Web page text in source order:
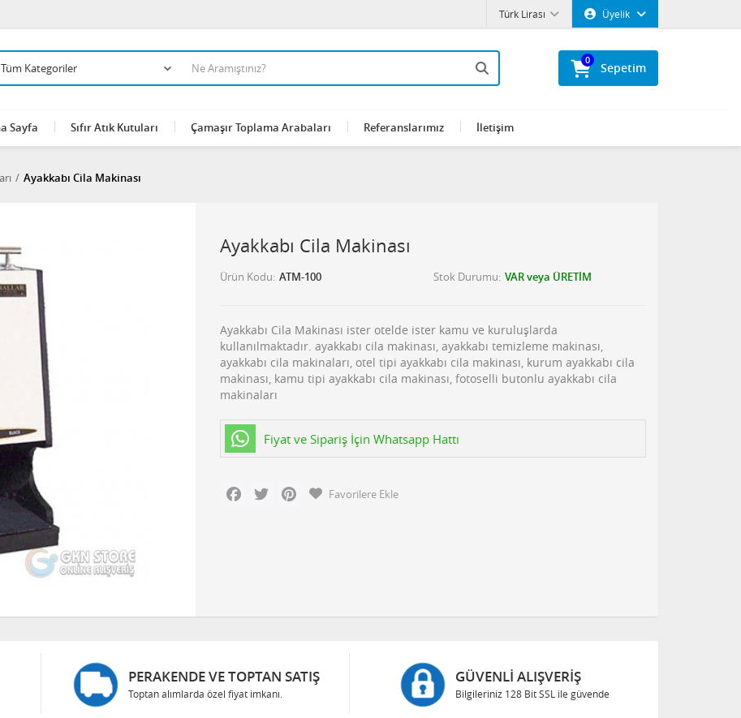
Üyelik
Türk Lirası
Sepetim
0
Sayfa Sıfır Atık Kutuları Çamaşır Toplama Arabaları Referanslarımız İletişim
Ayakkabı Cila Makinası
Ayakkabı Cila Makinası
Ürün Kodu ATM-100 Stok Durumu VAR veya ÜRETİM
Ayakkabı Cila Makinası ister otelde ister kamu ve kuruluşlarda
kullanılmaktadır. ayakkabı cila makinası, ayakkabı temizleme makinası,
ayakkabı cila makinaları, otel tipi ayakkabı cila makinası, kurum ayakkabı cila
makinası, kamu tipi ayakkabı cila makinası, fotoselli butonlu ayakkabı cila
makinaları
Fiyat ve Sipariş İçin Whatsapp Hattı
Facebook
Twitter PinterestFavorilere Ekle
PERAKENDE VE TOPTAN SATIŞ
Toptan alımlarda özel fiyat imkanı.
GÜVENLI ALIŞVERIŞ
Bilgileriniz 128 Bit SSL ile güvende